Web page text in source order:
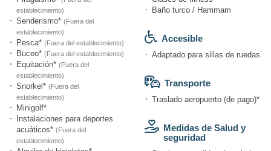
establecimiento)
Senderismo* (Fuera del
establecimiento)
Pesca* (Fuera del establecimiento)
Buceo* (Fuera del establecimiento)
Equitación* (Fuera del
establecimiento)
Snorkel* (Fuera del
establecimiento)
Minigolf*
Instalaciones para deportes
acuáticos* (Fuera del
establecimiento)
Baño turco / Hammam
Accesible
Adaptado para sillas de ruedas
Transporte
Traslado aeropuerto (de pago)*
Medidas de Salud y
seguridad